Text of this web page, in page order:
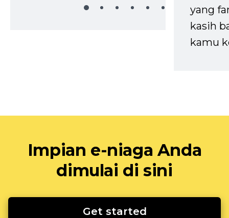
yang
kasih
kamu
Impian e-niaga Anda
dimulai di sini
Get started